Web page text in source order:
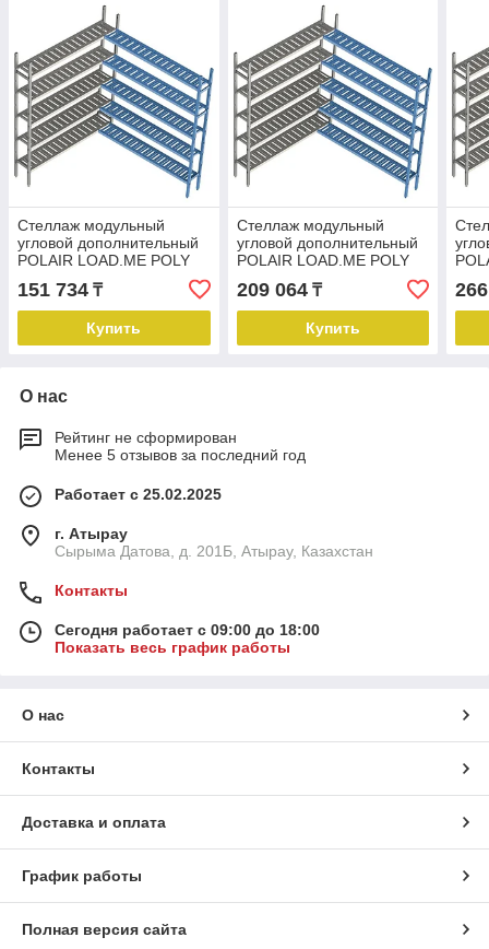
Стеллаж модульный
угловой дополнительный
POLAIR LOAD.ME POLY
16AL.5PP50.07C
151 734 ₸
Купить
Стеллаж модульный
угловой дополнительный
POLAIR LOAD.ME POLY
16AL.5PP50.11C
209 064₸
Купить
О нас
Рейтинг не сформирован
Менее 5 отзывов за последний год
Работает с 25.02.2025
г. Атырау
Сырыма Датова, д. 201Б, Атырау, Казахстан
Контакты
Сегодня работает с 09:00 до 18:00
Показать весь график работы
О нас
Контакты
Доставка и оплата
График работы
Полная версия сайта